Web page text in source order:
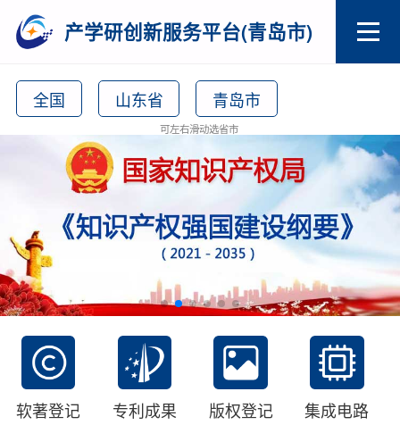
产学研创新服务平台(青岛市)
全国 山东省 青岛市
可左右滑动选省市
软著登记 专利成果 版权登记 集成电路